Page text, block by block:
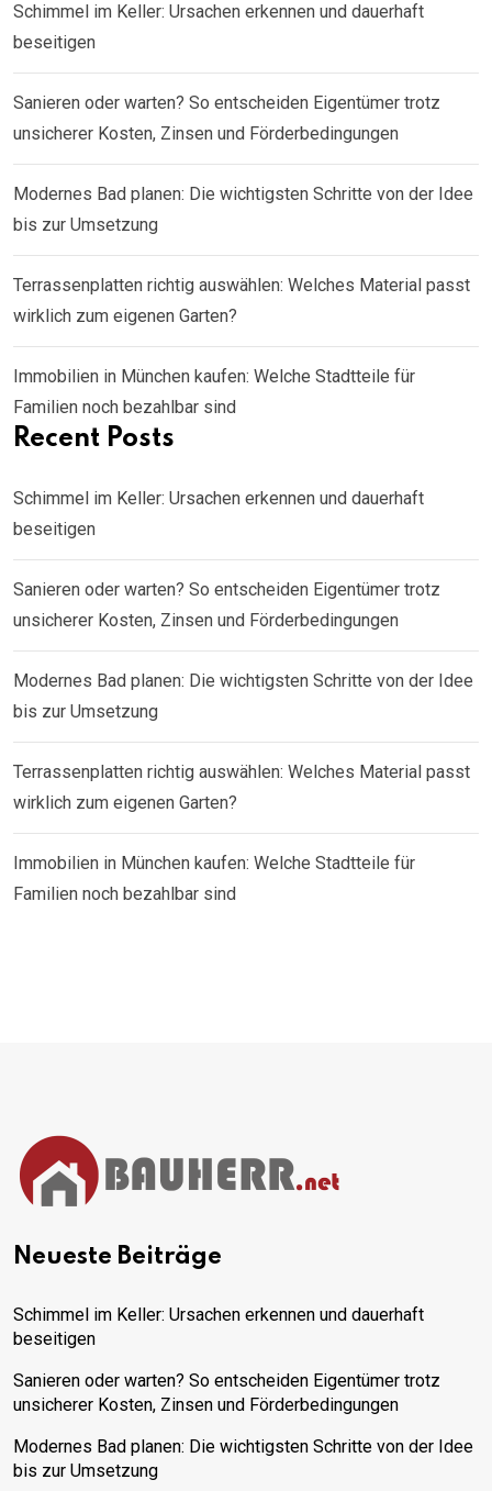
Schimmel im Keller: Ursachen erkennen und dauerhaft
beseitigen
Sanieren oder warten? So entscheiden Eigentümer trotz
unsicherer Kosten, Zinsen und Förderbedingungen
Modernes Bad planen: Die wichtigsten Schritte von der Idee
bis zur Umsetzung
Terrassenplatten richtig auswählen: Welches Material passt
wirklich zum eigenen Garten?
Immobilien in München kaufen: Welche Stadtteile für
Familien noch bezahlbar sind
Recent Posts
Schimmel im Keller: Ursachen erkennen und dauerhaft
beseitigen
Sanieren oder warten? So entscheiden Eigentümer trotz
unsicherer Kosten, Zinsen und Förderbedingungen
Modernes Bad planen: Die wichtigsten Schritte von der Idee
bis zur Umsetzung
Terrassenplatten richtig auswählen: Welches Material passt
wirklich zum eigenen Garten?
Immobilien in München kaufen: Welche Stadtteile für
Familien noch bezahlbar sind
Neueste Beiträge
Schimmel im Keller: Ursachen erkennen und dauerhaft
beseitigen
Sanieren oder warten? So entscheiden Eigentümer trotz
unsicherer Kosten, Zinsen und Förderbedingungen
Modernes Bad planen: Die wichtigsten Schritte von der Idee
bis zur Umsetzung